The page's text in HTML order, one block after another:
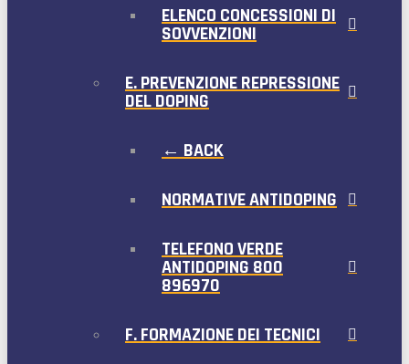
ELENCO CONCESSIONI DI
SOVVENZIONI
E. PREVENZIONE REPRESSIONE
DEL DOPING
← BACK
NORMATIVE ANTIDOPING
TELEFONO VERDE
ANTIDOPING 800
896970
F. FORMAZIONE DEI TECNICI